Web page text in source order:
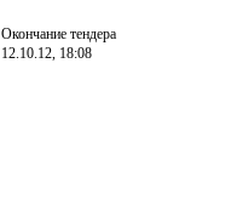
Окончание тендера
12.10.12, 18:08